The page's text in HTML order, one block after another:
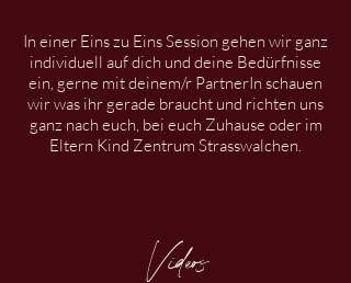
In einer Eins zu Eins Session gehen wir ganz
individuell auf dich und deine Bedürfnisse
ein, gerne mit deinem/r PartnerIn schauen
wir was ihr gerade braucht und richten uns
ganz nach euch, bei euch Zuhause oder im
Eltern Kind Zentrum Strasswalchen.
Videos